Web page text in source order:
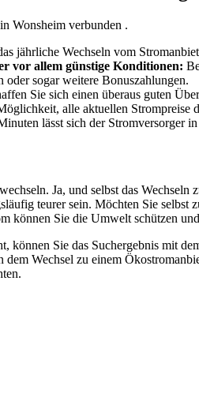
Wonsheim verbunden .
jährliche Wechseln vom
vor allem günstige Konditionen:
sogar weitere Bonuszahlungen.
Sie sich einen überaus guten
alle aktuellen Strompreise
lässt sich der Stromversorger
Ja, und selbst das
teurer sein. Möchten Sie
können Sie die Umwelt schützen
können Sie das Suchergebnis mit
Wechsel zu einem